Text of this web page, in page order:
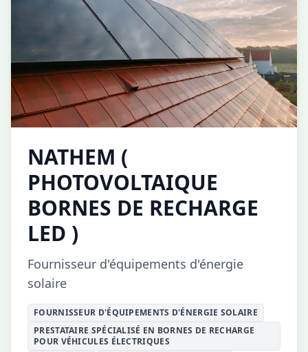
NATHEM (
PHOTOVOLTAIQUE
BORNES DE RECHARGE
LED )
Fournisseur d'équipements d'énergie
solaire
FOURNISSEUR D'ÉQUIPEMENTS D'ÉNERGIE SOLAIRE
PRESTATAIRE SPÉCIALISÉ EN BORNES DE RECHARGE
POUR VÉHICULES ÉLECTRIQUES